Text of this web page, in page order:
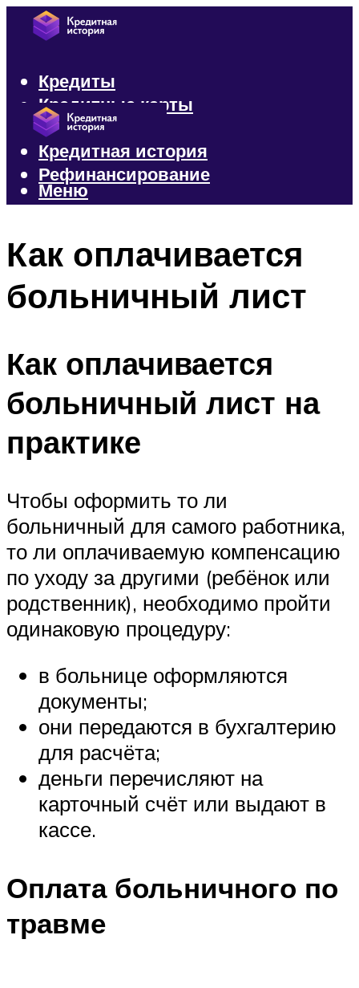
Кредиты
Кредитные карты
Микрозаймы
Кредитная история
Рефинансирование
Меню
Как оплачивается
больничный лист
Как оплачивается
больничный лист на
практике
Чтобы оформить то ли
больничный для самого работника,
то ли оплачиваемую компенсацию
по уходу за другими (ребёнок или
родственник), необходимо пройти
одинаковую процедуру:
в больнице оформляются
документы;
они передаются в бухгалтерию
для расчёта;
деньги перечисляют на
карточный счёт или выдают в
кассе.
Оплата больничного по
травме